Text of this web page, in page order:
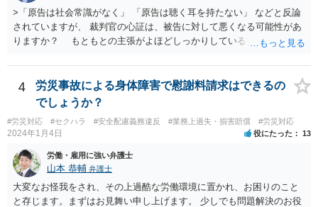
ような要求をされた場合は，その根拠を明示してもらってください。
>「原告は社会常識がなく」 「原告は聴く耳を持たない」 などと反論
されていますが、 裁判官の心証は、被告に対して悪くなる可能性があ
りますか？ もともとの主張がよほどしっかりしている書面でなけれ
勝ち負けは、法律構成に必要な事実の主張と証拠の的確さに尽きま
す。その意味では「無益的記載事項」です。 法律的に全く意味がな
い主張で、過度に攻撃的な文章ですから、少なくとも記載する必要は
全くない事項です。 こういったことが記載された場合には、完全ス
ルーする方が印象はよいのが普通です。
4
労災事故による身体障害で慰謝料請求はできるの
でしょうか？
#労災対応 #セクハラ #安全配慮義務違反 #業務上過失・損害賠償 #労災対応
2024年1月4日 役にたった 13
労働・雇用に強い弁護士
山本 恭輔 弁護士
大変なお怪我をされ、その上過酷な労働環境に置かれ、お困りのこと
と存じます。まずはお見舞い申し上げます。 少しでも問題解決のお役